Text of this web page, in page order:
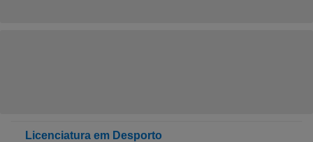
Licenciatura em Desporto